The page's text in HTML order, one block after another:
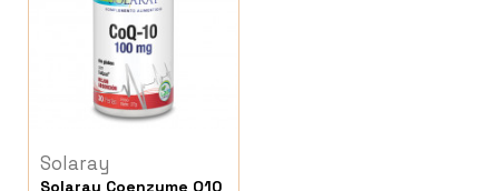
Solaray
Solaray Coenzyme Q10